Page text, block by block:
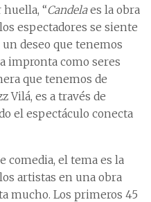
“Candelaes la obra
espectadores se siente
deseo que tenemos
impronta como seres
que tenemos de
Vilá, es a través de
el espectáculo conecta
comedia, el tema es la
artistas en una obra
mucho. Los primeros 45